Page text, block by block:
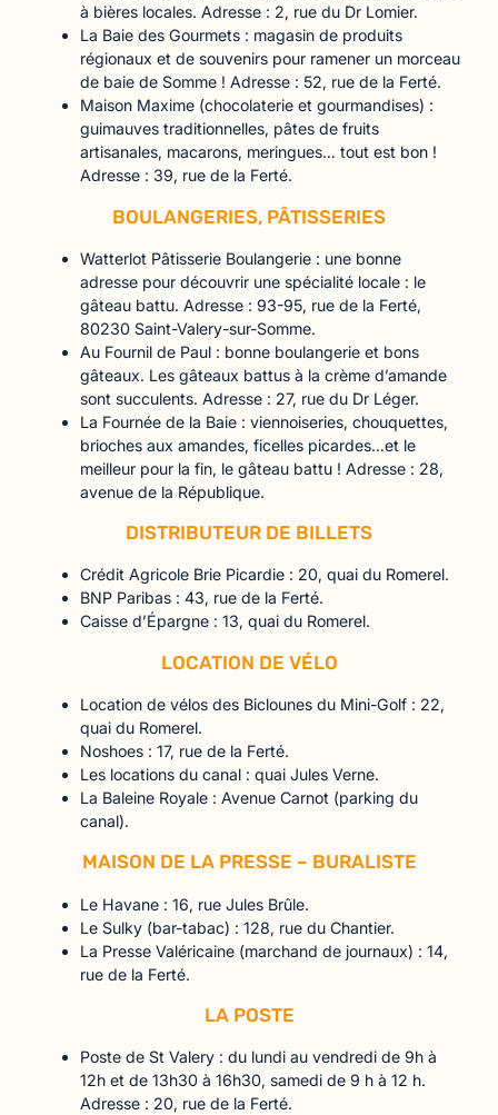
à bières locales. Adresse : 2, rue du Dr Lomier.
La Baie des Gourmets : magasin de produits
régionaux et de souvenirs pour ramener un morceau
de baie de Somme ! Adresse : 52, rue de la Ferté.
Maison Maxime (chocolaterie et gourmandises) :
guimauves traditionnelles, pâtes de fruits
artisanales, macarons, meringues… tout est bon !
Adresse : 39, rue de la Ferté.
BOULANGERIES, PÂTISSERIES
Watterlot Pâtisserie Boulangerie : une bonne
adresse pour découvrir une spécialité locale : le
gâteau battu. Adresse : 93-95, rue de la Ferté,
80230 Saint-Valery-sur-Somme.
Au Fournil de Paul : bonne boulangerie et bons
gâteaux. Les gâteaux battus à la crème d’amande
sont succulents. Adresse : 27, rue du Dr Léger.
La Fournée de la Baie : viennoiseries, chouquettes,
brioches aux amandes, ficelles picardes…et le
meilleur pour la fin, le gâteau battu ! Adresse : 28,
avenue de la République.
DISTRIBUTEUR DE BILLETS
Crédit Agricole Brie Picardie : 20, quai du Romerel.
BNP Paribas : 43, rue de la Ferté.
Caisse d’Épargne : 13, quai du Romerel.
LOCATION DE VÉLO
Location de vélos des Biclounes du Mini-Golf : 22,
quai du Romerel.
Noshoes : 17, rue de la Ferté.
Les locations du canal : quai Jules Verne.
La Baleine Royale : Avenue Carnot (parking du
canal).
MAISON DE LA PRESSE – BURALISTE
Le Havane : 16, rue Jules Brûle.
Le Sulky (bar-tabac) : 128, rue du Chantier.
La Presse Valéricaine (marchand de journaux) : 14,
rue de la Ferté.
LA POSTE
Poste de St Valery : du lundi au vendredi de 9h à
12h et de 13h30 à 16h30, samedi de 9 h à 12 h.
Adresse : 20, rue de la Ferté.